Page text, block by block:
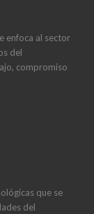
enfoca al sector
del
compromiso
que se
del